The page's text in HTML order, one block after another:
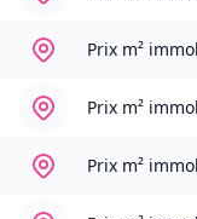
Prix m²
Prix m²
Prix m²